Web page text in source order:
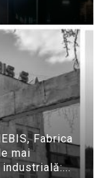
Fabrica
mai